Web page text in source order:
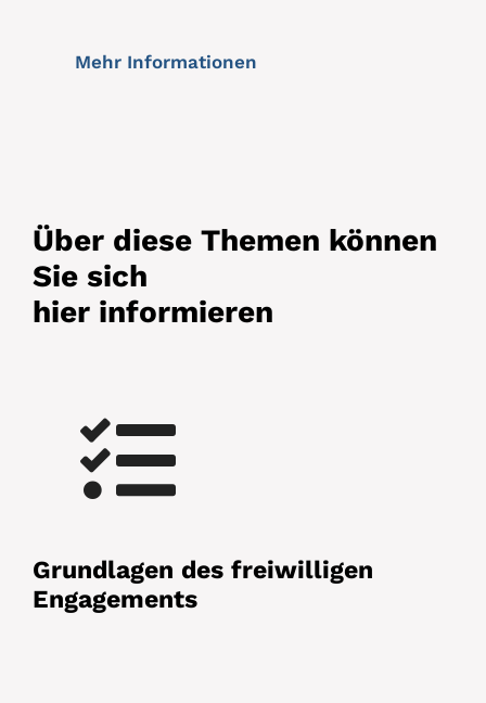
Mehr Informationen
Über diese Themen können
Sie sich
hier informieren
Grundlagen des freiwilligen
Engagements